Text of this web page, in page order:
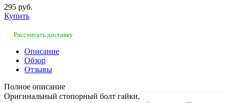
295 руб.
Купить
Рассчитать доставку
Описание
Обзор
Отзывы
Полное описание
Оригинальный стопорный болт гайки,